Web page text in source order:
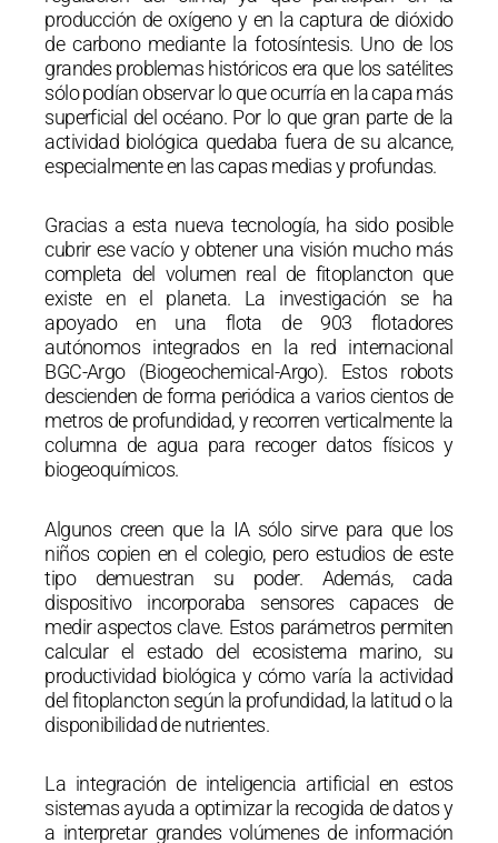
producción de oxígeno y en la captura de dióxido
de carbono mediante la fotosíntesis. Uno de los
grandes problemas históricos era que los satélites
sólo podían observar lo que ocurría en la capa más
superficial del océano. Por lo que gran parte de la
actividad biológica quedaba fuera de su alcance,
especialmente en las capas medias y profundas.
Gracias a esta nueva tecnología, ha sido posible
cubrir ese vacío y obtener una visión mucho más
completa del volumen real de fitoplancton que
existe en el planeta. La investigación se ha
apoyado en una flota de 903 flotadores
autónomos integrados en la red internacional
BGC-Argo (Biogeochemical-Argo). Estos robots
descienden de forma periódica a varios cientos de
metros de profundidad, y recorren verticalmente la
columna de agua para recoger datos físicos y
biogeoquímicos.
Algunos creen que la IA sólo sirve para que los
niños copien en el colegio, pero estudios de este
tipo demuestran su poder. Además, cada
dispositivo incorporaba sensores capaces de
medir aspectos clave. Estos parámetros permiten
calcular el estado del ecosistema marino, su
productividad biológica y cómo varía la actividad
del fitoplancton según la profundidad, la latitud o la
disponibilidad de nutrientes.
La integración de inteligencia artificial en estos
sistemas ayuda a optimizar la recogida de datos y
a interpretar grandes volúmenes de información